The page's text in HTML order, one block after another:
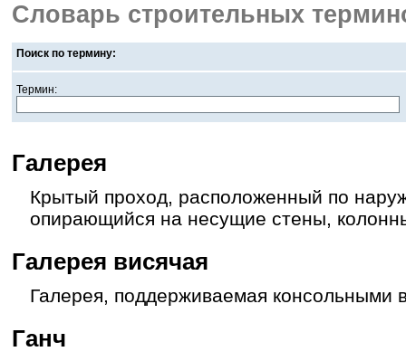
Словарь строительных
Поиск по термину:
Термин:
Галерея
Крытый проход, расположенный по
опирающийся на несущие стены,
Галерея висячая
Галерея, поддерживаемая консольными
Ганч